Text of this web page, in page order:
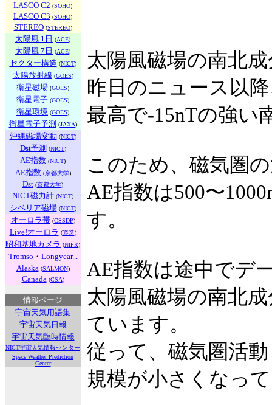
LASCO C2 (SOHO)
LASCO C3 (SOHO)
STEREO(STEREO)
太陽風 1日 (ACE)
太陽風 7日 (ACE)
セクター構造 (NICT)
太陽放射線 (GOES)
衛星磁場 (GOES)
衛星電子 (GOES)
衛星環境 (GOES)
衛星電子予測 (JAXA)
沖縄磁場変動 (NICT)
Dst予測 (NICT)
AE指数 (NICT)
AE指数(京都大学)
Dst (京都大学)
NICT磁力計 (NICT)
シベリア磁場(NICT)
オーロラ帯(CSSDP)
Live!オーロラ (遊造)
昭和基地カメラ (NIPR)
Tromso ・ Longyear...
Alaska (SALMON)
Canada (CSA)
情報ページ
宇宙天気用語集
宇宙天気日報
宇宙天気臨時情報
NICT宇宙天気情報センター
Space Weather Prediction
Center
太陽風磁場の南北
昨日のニュース以
最高で-15nTの強い
このため、磁気圏
AE指数は500〜
す。
AE指数は途中でデ
太陽風磁場の南北
ています。
従って、磁気圏活
規模が小さくなっ